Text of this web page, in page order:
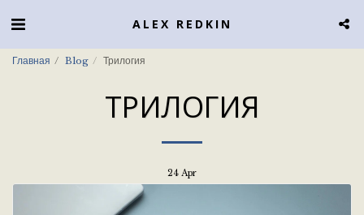
ALEX REDKIN
Главная Blog Трилогия
ТРИЛОГИЯ
24 Apr